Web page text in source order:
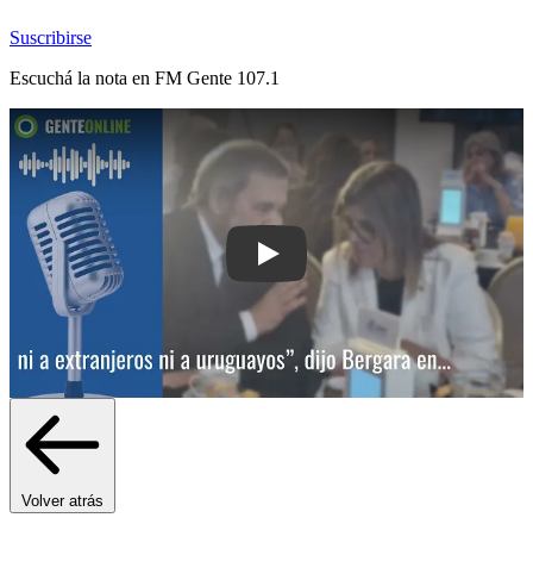
Suscribirse
Escuchá la nota en FM Gente 107.1
Play: “Seamos claros, el 70% de las
Volver atrás